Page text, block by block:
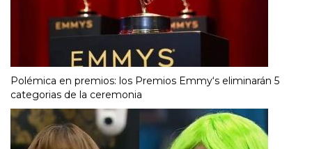
Polémica en premios: los Premios Emmy‘s eliminarán 5
categorias de la ceremonia